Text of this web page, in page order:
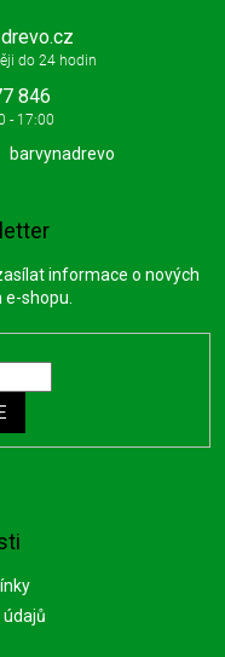
846
barvynadrevo
informace o nových
shopu.